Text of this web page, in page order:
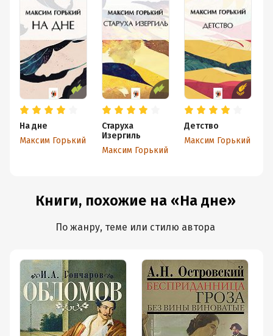
На дне
Максим Горький
Старуха
Изергиль
Максим Горький
Детство
Максим Горький
Книги, похожие на «На дне»
По жанру, теме или стилю автора